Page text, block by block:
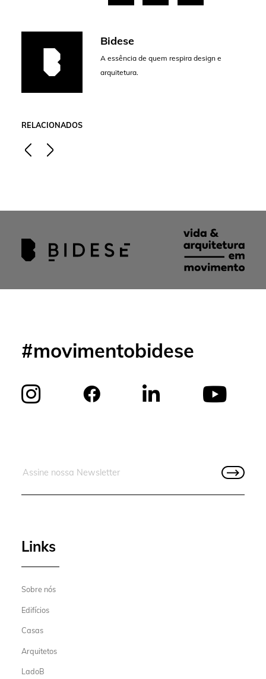
Bidese
A essência de quem respira design e
arquitetura.
RELACIONADOS
#movimentobidese
Links
Sobre nós
Edifícios
Casas
Arquitetos
LadoB